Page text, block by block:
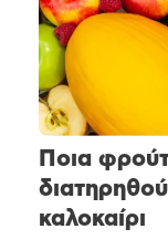
Ποια
καλοκαίρι